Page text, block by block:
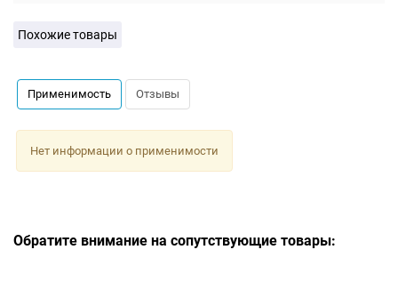
Похожие товары
Применимость Отзывы
Нет информации о применимости
Обратите внимание на сопутствующие товары: